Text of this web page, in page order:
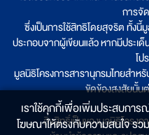
การจั
ซึ่งเป็นการใช้สิทธิโดยสุจริต ทั้ง
ประกอบจากผู้เขียนแล้ว หากมีประเ
โป
มูลนิธิโครงการสารานุกรมไทยสำห
ขัดข้องสงสัยนั้น
ลิขสิทธิ์เป็นของมูลนิธิโครง
เราใช้คุกกี้เพื่อเพิ่มประสบการ
โฆษณาให้ตรงกับความสนใจ รวม